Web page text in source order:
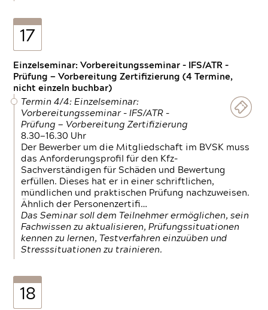
17
Einzelseminar: Vorbereitungsseminar - IFS/ATR -
Prüfung — Vorbereitung Zertifizierung (4 Termine,
nicht einzeln buchbar)
Termin 4/4: Einzelseminar:
Vorbereitungsseminar - IFS/ATR -
Prüfung — Vorbereitung Zertifizierung
8.30—16.30 Uhr
Der Bewerber um die Mitgliedschaft im BVSK muss
das Anforderungsprofil für den Kfz-
Sachverständigen für Schäden und Bewertung
erfüllen. Dieses hat er in einer schriftlichen,
mündlichen und praktischen Prüfung nachzuweisen.
Ähnlich der Personenzertifi…
Das Seminar soll dem Teilnehmer ermöglichen, sein
Fachwissen zu aktualisieren, Prüfungssituationen
kennen zu lernen, Testverfahren einzuüben und
Stresssituationen zu trainieren.
18